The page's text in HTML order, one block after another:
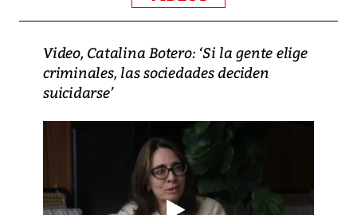
Video, Catalina Botero: ‘Si la gente elige
criminales, las sociedades deciden
suicidarse’